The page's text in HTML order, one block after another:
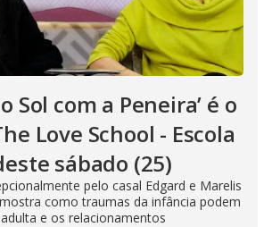
Sol com a Peneira’ é o
Love School - Escola
sábado (25)
pelo casal Edgard e Marelis
como traumas da infância podem
e os relacionamentos